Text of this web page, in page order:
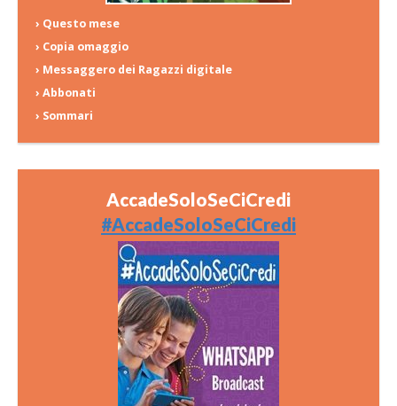
› Questo mese
› Copia omaggio
› Messaggero dei Ragazzi digitale
› Abbonati
› Sommari
AccadeSoloSeCiCredi
#AccadeSoloSeCiCredi